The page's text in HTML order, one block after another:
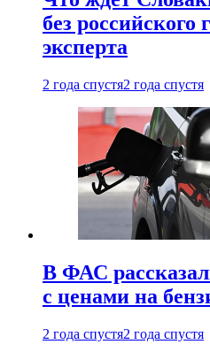
без российского
эксперта
2 года спустя2 года спустя
В ФАС
с ценами на
2 года спустя2 года спустя